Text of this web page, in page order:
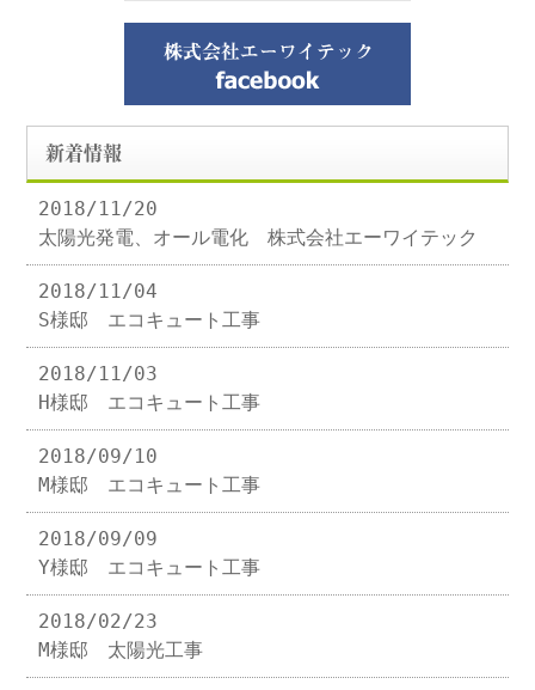
新着情報
2018/11/20
太陽光発電、オール電化 株式会社エーワイテック
2018/11/04
S様邸 エコキュート工事
2018/11/03
H様邸 エコキュート工事
2018/09/10
M様邸 エコキュート工事
2018/09/09
Y様邸 エコキュート工事
2018/02/23
M様邸 太陽光工事